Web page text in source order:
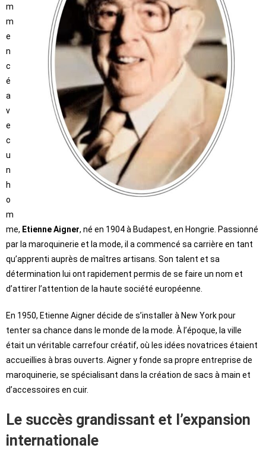
m
m
e
n
c
é
a
v
e
c
u
n
h
o
m
me, Etienne Aigner, né en 1904 à Budapest, en Hongrie. Passionné
par la maroquinerie et la mode, il a commencé sa carrière en tant
qu’apprenti auprès de maîtres artisans. Son talent et sa
détermination lui ont rapidement permis de se faire un nom et
d’attirer l’attention de la haute société européenne.
En 1950, Etienne Aigner décide de s’installer à New York pour
tenter sa chance dans le monde de la mode. À l’époque, la ville
était un véritable carrefour créatif, où les idées novatrices étaient
accueillies à bras ouverts. Aigner y fonde sa propre entreprise de
maroquinerie, se spécialisant dans la création de sacs à main et
d’accessoires en cuir.
Le succès grandissant et l’expansion
internationale